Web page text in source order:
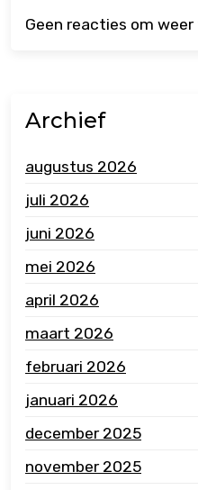
Geen reacties om weer
Archief
augustus 2026
juli 2026
juni 2026
mei 2026
april 2026
maart 2026
februari 2026
januari 2026
december 2025
november 2025